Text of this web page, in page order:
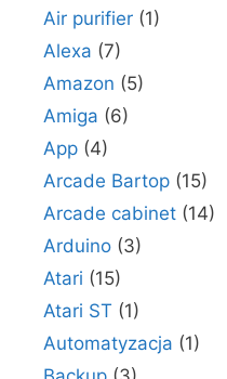
Air purifier (1)
Alexa (7)
Amazon (5)
Amiga (6)
App (4)
Arcade Bartop (15)
Arcade cabinet (14)
Arduino (3)
Atari (15)
Atari ST (1)
Automatyzacja (1)